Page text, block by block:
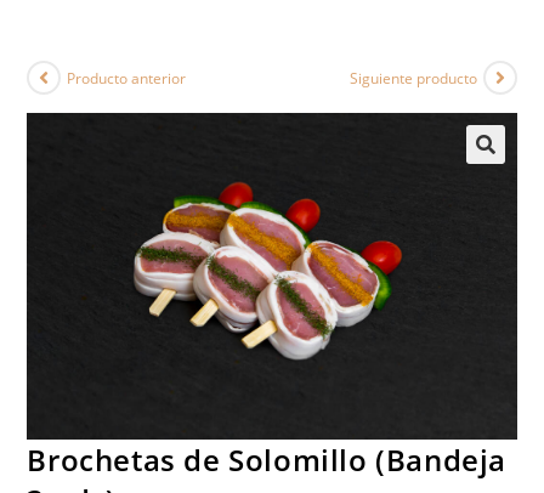
Producto anterior Siguiente producto
Brochetas de Solomillo (Bandeja